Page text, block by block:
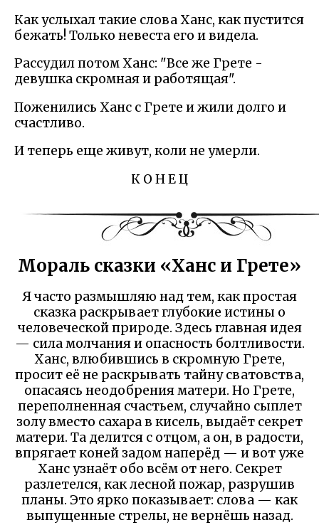
Как услыхал такие слова Ханс, как пустится
бежать! Только невеста его и видела.
Рассудил потом Ханс: "Все же Грете -
девушка скромная и работящая".
Поженились Ханс с Грете и жили долго и
счастливо.
И теперь еще живут, коли не умерли.
К О Н Е Ц
Мораль сказки «Ханс и Грете»
Я часто размышляю над тем, как простая
сказка раскрывает глубокие истины о
человеческой природе. Здесь главная идея
— сила молчания и опасность болтливости.
Ханс, влюбившись в скромную Грете,
просит её не раскрывать тайну сватовства,
опасаясь неодобрения матери. Но Грете,
переполненная счастьем, случайно сыплет
золу вместо сахара в кисель, выдаёт секрет
матери. Та делится с отцом, а он, в радости,
впрягает коней задом наперёд — и вот уже
Ханс узнаёт обо всём от него. Секрет
разлетелся, как лесной пожар, разрушив
планы. Это ярко показывает: слова — как
выпущенные стрелы, не вернёшь назад.